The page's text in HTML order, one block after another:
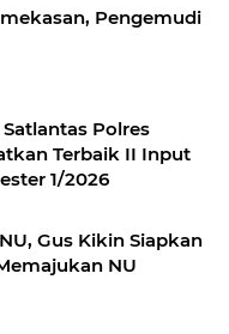
Pengemudi
Polres
Terbaik II Input
1/2026
Gus Kikin Siapkan
NU